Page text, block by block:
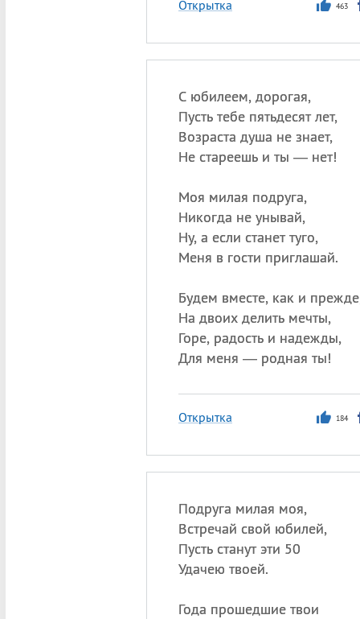
Открытка 463
С юбилеем, дорогая,
Пусть тебе пятьдесят лет,
Возраста душа не знает,
Не стареешь и ты — нет!
Моя милая подруга,
Никогда не унывай,
Ну, а если станет туго,
Меня в гости приглашай.
Будем вместе, как и
На двоих делить мечты,
Горе, радость и надежды,
Для меня — родная ты!
Открытка 184
Подруга милая моя,
Встречай свой юбилей,
Пусть станут эти 50
Удачею твоей.
Года прошедшие твои